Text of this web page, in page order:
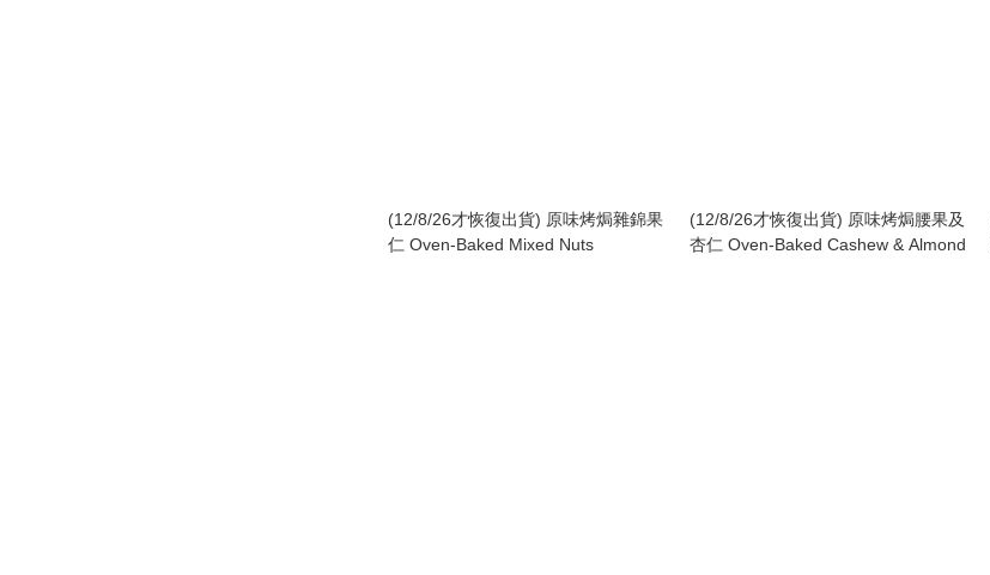
(12/8/26才恢復出貨) 原味烤焗雜錦果
仁 Oven-Baked Mixed Nuts
(12/8/26才恢復出貨) 原味烤焗腰果及
杏仁 Oven-Baked Cashew & Almond